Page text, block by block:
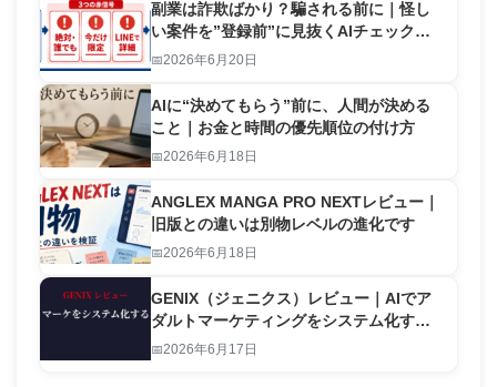
副業は詐欺ばかり？騙される前に｜怪し
い案件を”登録前”に見抜くAIチェックリ
スト【2026】
2026年6月20日
AIに“決めてもらう”前に、人間が決める
こと｜お金と時間の優先順位の付け方
2026年6月18日
ANGLEX MANGA PRO NEXTレビュー｜
旧版との違いは別物レベルの進化です
2026年6月18日
GENIX（ジェニクス）レビュー｜AIでア
ダルトマーケティングをシステム化する
本物のツール
2026年6月17日